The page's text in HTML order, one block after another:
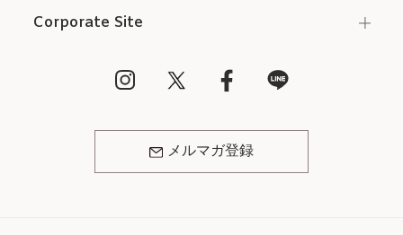
Corporate Site
メルマガ登録